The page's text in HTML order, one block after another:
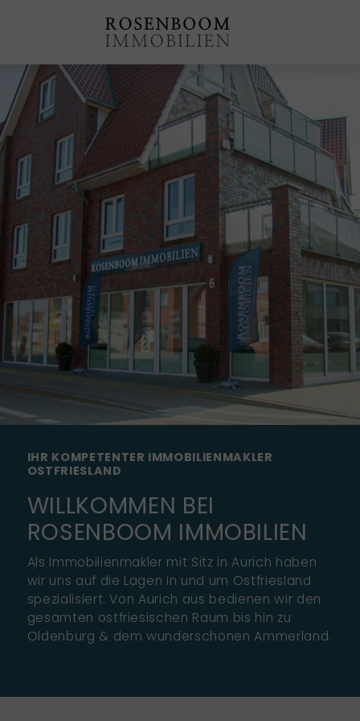
IHR KOMPETENTER IMMOBILIENMAKLER
OSTFRIESLAND
WILLKOMMEN BEI
ROSENBOOM IMMOBILIEN
Als Immobilienmakler mit Sitz in Aurich haben
wir uns auf die Lagen in und um Ostfriesland
spezialisiert. Von Aurich aus bedienen wir den
gesamten ostfriesischen Raum bis hin zu
Oldenburg & dem wunderschönen Ammerland.